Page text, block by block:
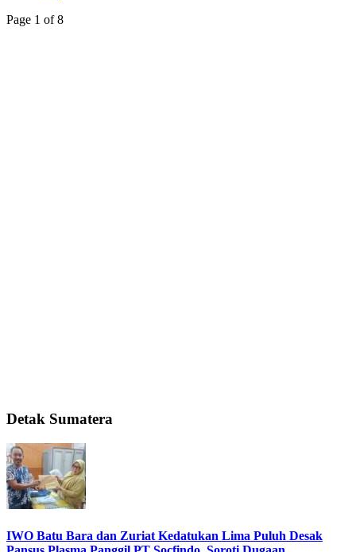
Page 1 of 8
Detak Sumatera
IWO Batu Bara dan Zuriat Kedatukan Lima Puluh Desak